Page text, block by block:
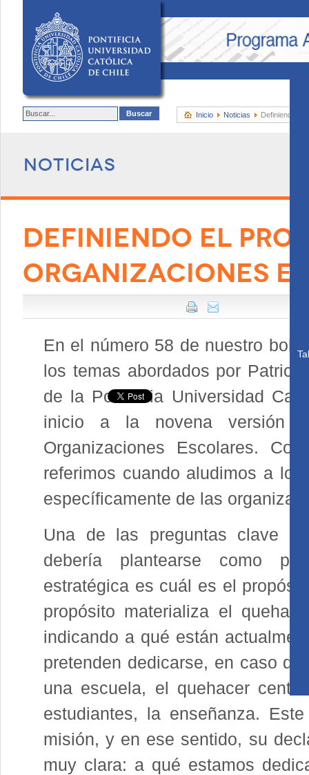
Inicio Noticias Definiendo el
Noticias
DEFINIENDO EL
ORGANIZACIONES
En el número 58 de nuestro
los temas abordados por
de la Pontificia Universidad
inicio a la novena versión
Organizaciones Escolares.
referimos cuando aludimos a
específicamente de las
Una de las preguntas clave
debería plantearse como
estratégica es cuál es el
propósito materializa el
indicando a qué están
pretenden dedicarse, en caso
una escuela, el quehacer
estudiantes, la enseñanza.
misión, y en ese sentido, su
muy clara: a qué estamos